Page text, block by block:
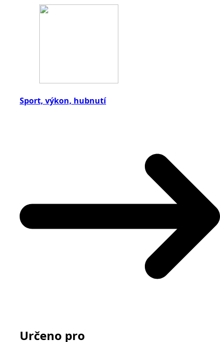
Sport, výkon, hubnutí
Určeno pro